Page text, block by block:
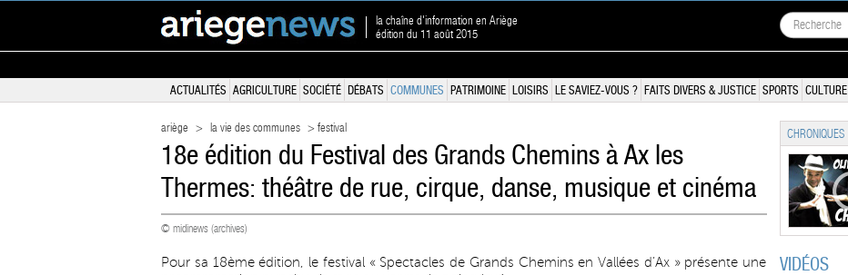
la chaîne d'information en Ariège
édition du 11 août 2015
ACTUALITÉS AGRICULTURE SOCIÉTÉ DÉBATS COMMUNES PATRIMOINE LOISIRS LE SAVIEZ-VOUS ? FAITS DIVERS & JUSTICE SPORTS CULTURE
ariège > la vie des communes > festival
18e édition du Festival des Grands Chemins à Ax les
Thermes: théâtre de rue, cirque, danse, musique et cinéma
© midinews (archives)
Pour sa 18ème édition, le festival « Spectacles de Grands Chemins en Vallées d’Ax » présente une
CHRONIQUES
VIDÉOS